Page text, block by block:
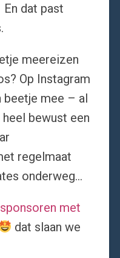
En dat past
meereizen
Op Instagram
beetje mee – al
bewust een
regelmaat
onderweg…
sponsoren met
dat slaan we